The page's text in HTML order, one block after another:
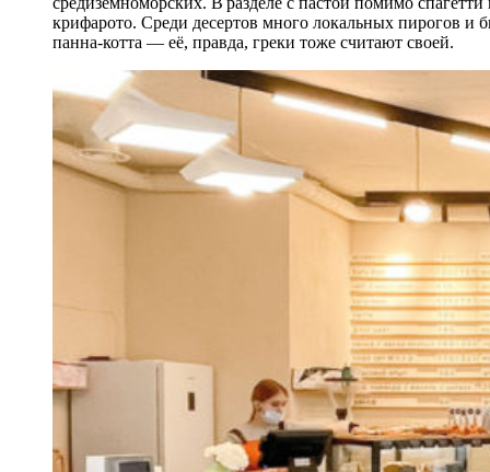
крифарото. Среди десертов много локальных пирогов и
панна-котта — её, правда, греки тоже считают своей.